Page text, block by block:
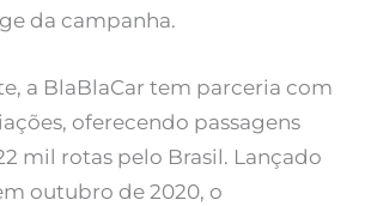
da campanha.
a BlaBlaCar tem parceria com
oferecendo passagens
mil rotas pelo Brasil. Lançado
outubro de 2020, o